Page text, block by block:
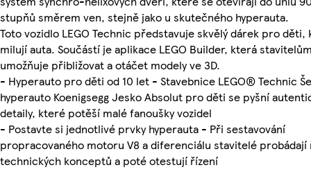
stupňů směrem ven, stejně jako u skutečného hyperauta.
Toto vozidlo LEGO Technic představuje skvělý dárek pro děti,
milují auta. Součástí je aplikace LEGO Builder, která
umožňuje přibližovat a otáčet modely ve 3D.
- Hyperauto pro děti od 10 let - Stavebnice LEGO® Technic
hyperauto Koenigsegg Jesko Absolut pro děti se pyšní
detaily, které potěší malé fanoušky vozidel
- Postavte si jednotlivé prvky hyperauta - Při sestavování
propracovaného motoru V8 a diferenciálu stavitelé probádají
technických konceptů a poté otestují řízení